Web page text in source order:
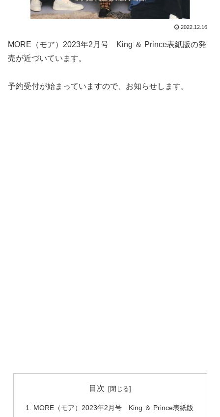
2022.12.16
MORE（モア）2023年2月号 King ＆ Prince表紙版の発
売が近づいています。
予約受付が始まっていますので、お知らせします。
目次
MORE（モア）2023年2月号 King ＆ Prince表紙版